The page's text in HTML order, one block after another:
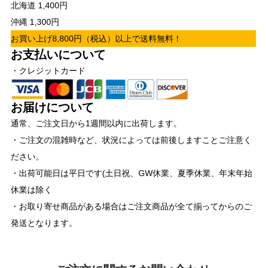
北海道 1,400円
沖縄 1,300円
お買い上げ8,800円（税込）以上で送料無料！
お支払いについて
・クレジットカード
お届けについて
通常、ご注文日から1週間以内に出荷します。
・ご注文の混雑時など、状況によっては前後しますことご注意く
ださい。
・出荷可能日は平日です(土日祝、GW休業、夏季休業、年末年始
休業は除く
・お取り寄せ商品がある場合はご注文商品が全て揃ってからのご
発送となります。